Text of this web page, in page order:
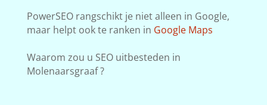
PowerSEO rangschikt je niet alleen in Google,
maar helpt ook te ranken in Google Maps
Waarom zou u SEO uitbesteden in
Molenaarsgraaf ?